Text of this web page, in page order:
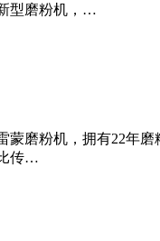
型磨粉机，…
蒙磨粉机，拥有22年
传…